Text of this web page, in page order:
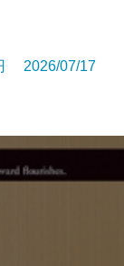
2026/07/17